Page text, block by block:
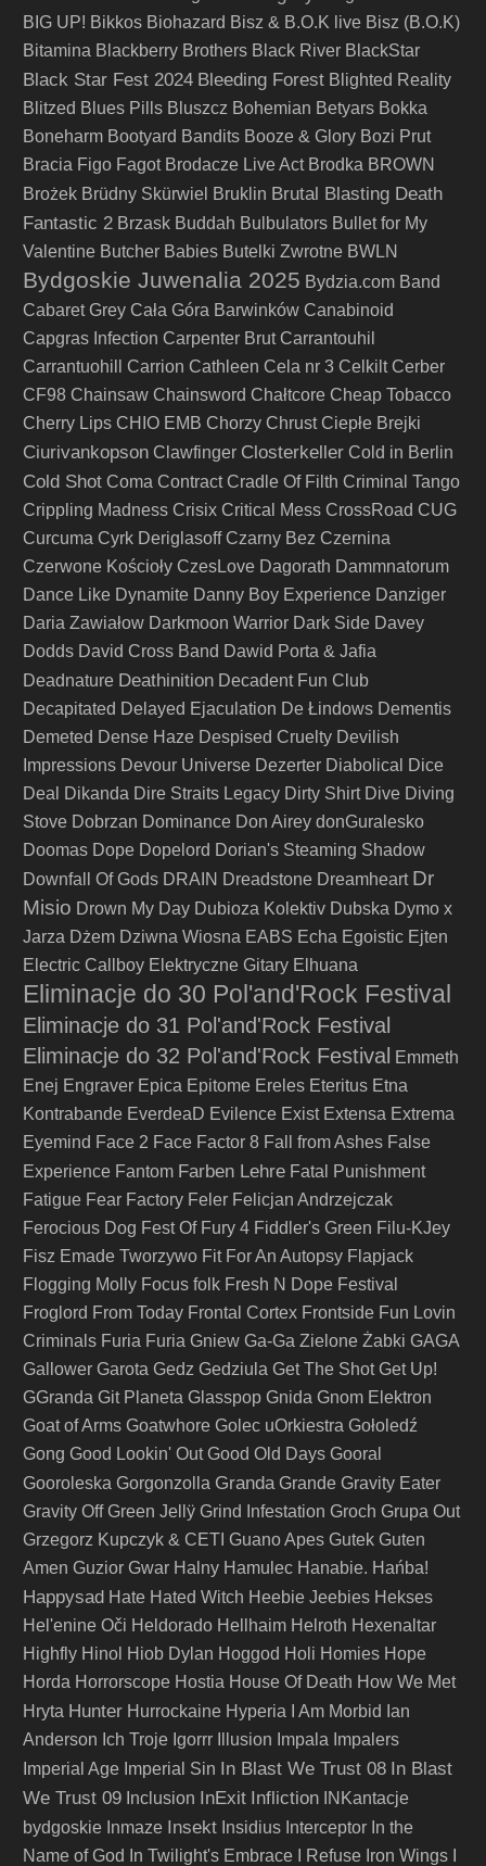
BIG UP! Bikkos Biohazard Bisz & B.O.K live Bisz (B.O.K)
Bitamina Blackberry Brothers Black River BlackStar
Black Star Fest 2024 Bleeding Forest Blighted Reality
Blitzed Blues Pills Bluszcz Bohemian Betyars Bokka
Boneharm Bootyard Bandits Booze & Glory Bozi Prut
Bracia Figo Fagot Brodacze Live Act Brodka BROWN
Brożek Brüdny Skürwiel Bruklin Brutal Blasting Death
Fantastic 2 Brzask Buddah Bulbulators Bullet for My
Valentine Butcher Babies Butelki Zwrotne BWLN
Bydgoskie Juwenalia 2025 Bydzia.com Band
Cabaret Grey Cała Góra Barwinków Canabinoid
Capgras Infection Carpenter Brut Carrantouhil
Carrantuohill
Carrion Cathleen Cela nr 3 Celkilt Cerber
CF98 Chainsaw Chainsword Chałtcore Cheap Tobacco
Cherry Lips CHIO EMB Chorzy Chrust Ciepłe Brejki
Ciurivankopson Clawfinger Closterkeller Cold in Berlin
Cold Shot Coma Contract Cradle Of Filth Criminal Tango
Crippling Madness Crisix Critical Mess CrossRoad CUG
Curcuma Cyrk Deriglasoff Czarny Bez Czernina
Czerwone Kościoły CzesLove Dagorath Dammnatorum
Dance Like Dynamite Danny Boy Experience Danziger
Daria Zawiałow Darkmoon Warrior Dark Side Davey
Dodds David Cross Band Dawid Porta & Jafia
Deadnature Deathinition Decadent Fun Club
Decapitated Delayed Ejaculation De Łindows Dementis
Demeted Dense Haze Despised Cruelty Devilish
Impressions Devour Universe Dezerter Diabolical
Dice
Deal
Dikanda Dire Straits Legacy Dirty Shirt Dive Diving
Stove Dobrzan Dominance Don Airey donGuralesko
Doomas Dope Dopelord Dorian's Steaming Shadow
Downfall Of Gods DRAIN Dreadstone Dreamheart Dr
Misio Drown My Day Dubioza Kolektiv Dubska Dymo x
Jarza Dżem Dziwna Wiosna EABS Echa Egoistic Ejten
Electric Callboy Elektryczne Gitary Elhuana
Eliminacje do 30 Pol'and'Rock Festival
Eliminacje do 31 Pol'and'Rock Festival
Eliminacje do 32 Pol'and'Rock Festival Emmeth
Enej Engraver Epica Epitome Ereles Eteritus Etna
Kontrabande EverdeaD Evilence Exist Extensa Extrema
Eyemind Face 2 Face Factor 8 Fall from Ashes False
Experience Fantom Farben Lehre Fatal Punishment
Fatigue Fear Factory Feler Felicjan Andrzejczak
Ferocious Dog Fest Of Fury 4 Fiddler's Green Filu-KJey
Fisz Emade Tworzywo Fit For An Autopsy Flapjack
Flogging Molly Focus folk Fresh N Dope Festival
Froglord From Today Frontal Cortex Frontside Fun Lovin
Criminals Furia Furia Gniew Ga-Ga Zielone Żabki GAGA
Gallower Garota Gedz Gedziula Get The Shot Get Up!
GGranda Git Planeta Glasspop Gnida Gnom Elektron
Goat of Arms Goatwhore Golec uOrkiestra Gołoledź
Gong Good Lookin' Out Good Old Days Gooral
Gooroleska Gorgonzolla Granda Grande Gravity Eater
Gravity Off Green Jellÿ Grind Infestation Groch Grupa Out
Grzegorz Kupczyk & CETI Guano Apes Gutek Guten
Amen Guzior Gwar Halny Hamulec Hanabie. Hańba!
Happysad Hate Hated Witch Heebie Jeebies Hekses
Hel'enine Oči Heldorado Hellhaim Helroth Hexenaltar
Highfly Hinol Hiob Dylan Hoggod Holi Homies Hope
Horda Horrorscope Hostia House Of Death How We Met
Hryta Hunter Hurrockaine Hyperia I Am Morbid Ian
Anderson Ich Troje Igorrr Illusion Impala Impalers
Imperial Age Imperial Sin In Blast We Trust 08 In Blast
We Trust 09 Inclusion InExit Infliction INKantacje
bydgoskie Inmaze Insekt Insidius Interceptor In the
Name of God
In Twilight's Embrace I Refuse Iron Wings